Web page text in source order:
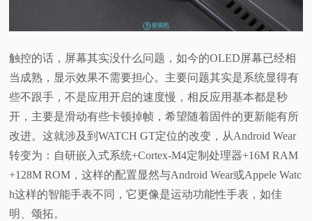
触控的话，屏幕其实没什么问题，如今的OLED屏幕已经相
当成熟，显示效果不需要担心。主要问题其实是系统显得有
些不跟手，不是应用开启的速度慢，相反应用基本都是秒
开，主要是滑动有些卡顿掉帧，希望随着固件的更新能有所
改进。这就涉及到WATCH GT定位的改变，从Android Wear
转变为：自研嵌入式系统+Cortex-M4定制处理器+16M RAM
+128M ROM，这样的配置显然与Android Wear或Appele Watc
h这样的智能手表不同，它更像是运动功能性手表，如佳
明、颂拓。